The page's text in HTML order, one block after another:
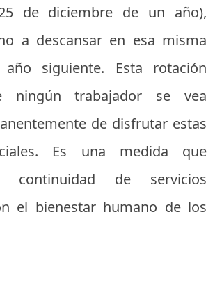
de diciembre de un año),
a descansar en esa misma
siguiente. Esta rotación
ningún trabajador se vea
de disfrutar estas
Es una medida que
continuidad de servicios
el bienestar humano de los